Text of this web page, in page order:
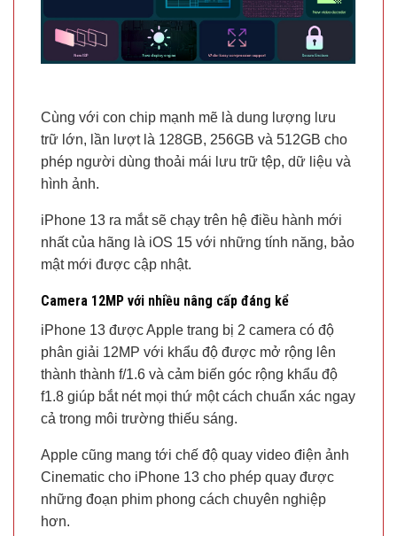
Cùng với con chip mạnh mẽ là dung lượng lưu
trữ lớn, lần lượt là 128GB, 256GB và 512GB cho
phép người dùng thoải mái lưu trữ tệp, dữ liệu và
hình ảnh.
iPhone 13 ra mắt sẽ chạy trên hệ điều hành mới
nhất của hãng là iOS 15 với những tính năng, bảo
mật mới được cập nhật.
Camera 12MP với nhiều nâng cấp đáng kể
iPhone 13 được Apple trang bị 2 camera có độ
phân giải 12MP với khẩu độ được mở rộng lên
thành thành f/1.6 và cảm biến góc rộng khẩu độ
f1.8 giúp bắt nét mọi thứ một cách chuẩn xác ngay
cả trong môi trường thiếu sáng.
Apple cũng mang tới chế độ quay video điện ảnh
Cinematic cho iPhone 13 cho phép quay được
những đoạn phim phong cách chuyên nghiệp
hơn.